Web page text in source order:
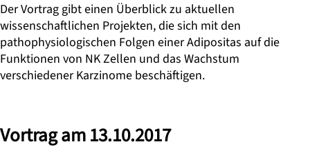
Der Vortrag gibt einen Überblick zu aktuellen
wissenschaftlichen Projekten, die sich mit den
pathophysiologischen Folgen einer Adipositas auf die
Funktionen von NK Zellen und das Wachstum
verschiedener Karzinome beschäftigen.
Vortrag am 13.10.2017